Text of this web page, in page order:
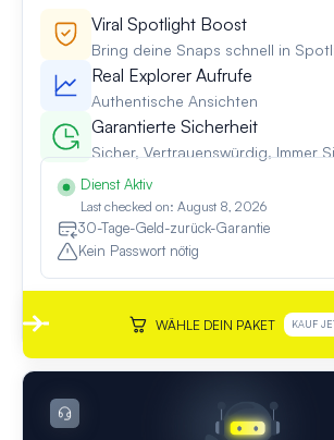
Viral Spotlight Boost
Bring deine Snaps schnell in
Real Explorer Aufrufe
Authentische Ansichten
Garantierte Sicherheit
Sicher, Vertrauenswürdig, Immer
Dienst Aktiv
Last checked on: August 8, 2026
30-Tage-Geld-zurück-Garantie
Kein Passwort nötig
WÄHLE DEIN PAKET KAUF